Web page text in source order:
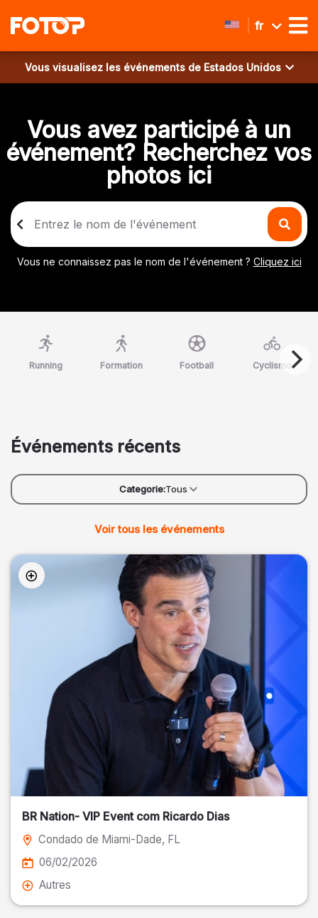
fr
Vous visualisez les événements de Estados Unidos
Vous avez participé à un
événement? Recherchez vos
photos ici
Vous ne connaissez pas le nom de l'événement ? Cliquez ici
Running Formation Football Cyclismo
Événements récents
Categorie:Tous
Voir tous les événements
BR Nation- VIP Event com Ricardo Dias
Condado de Miami-Dade, FL
06/02/2026
Autres